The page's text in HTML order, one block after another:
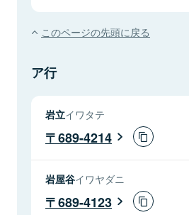
このページの先頭に戻る
ア行
岩立イワタテ
689-4214
岩屋谷イワヤダニ
689-4123